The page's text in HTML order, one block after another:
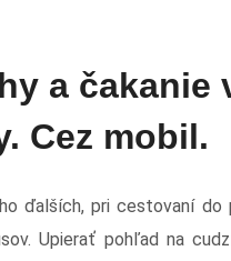
a čakanie
Cez mobil.
ďalších, pri cestovaní
Upierať pohľad na